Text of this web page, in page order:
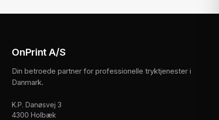
OnPrint A/S
Din betroede partner for professionelle tryktjenester i
Danmark.
K.P. Danøsvej 3
4300 Holbæk